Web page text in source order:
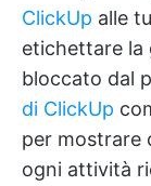
ClickUp alle
etichettare la
bloccato dal
di ClickUp
per mostrare
ogni attività